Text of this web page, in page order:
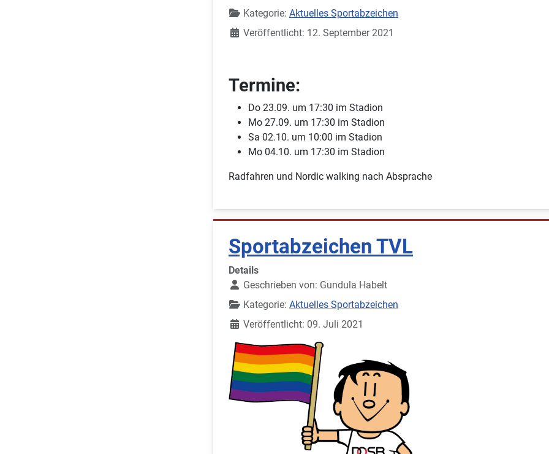
Kategorie: Aktuelles Sportabzeichen
Veröffentlicht: 12. September 2021
Termine:
Do 23.09. um 17:30 im Stadion
Mo 27.09. um 17:30 im Stadion
Sa 02.10. um 10:00 im Stadion
Mo 04.10. um 17:30 im Stadion
Radfahren und Nordic walking nach Absprache
Sportabzeichen TVL
Details
Geschrieben von: Gundula Habelt
Kategorie: Aktuelles Sportabzeichen
Veröffentlicht: 09. Juli 2021